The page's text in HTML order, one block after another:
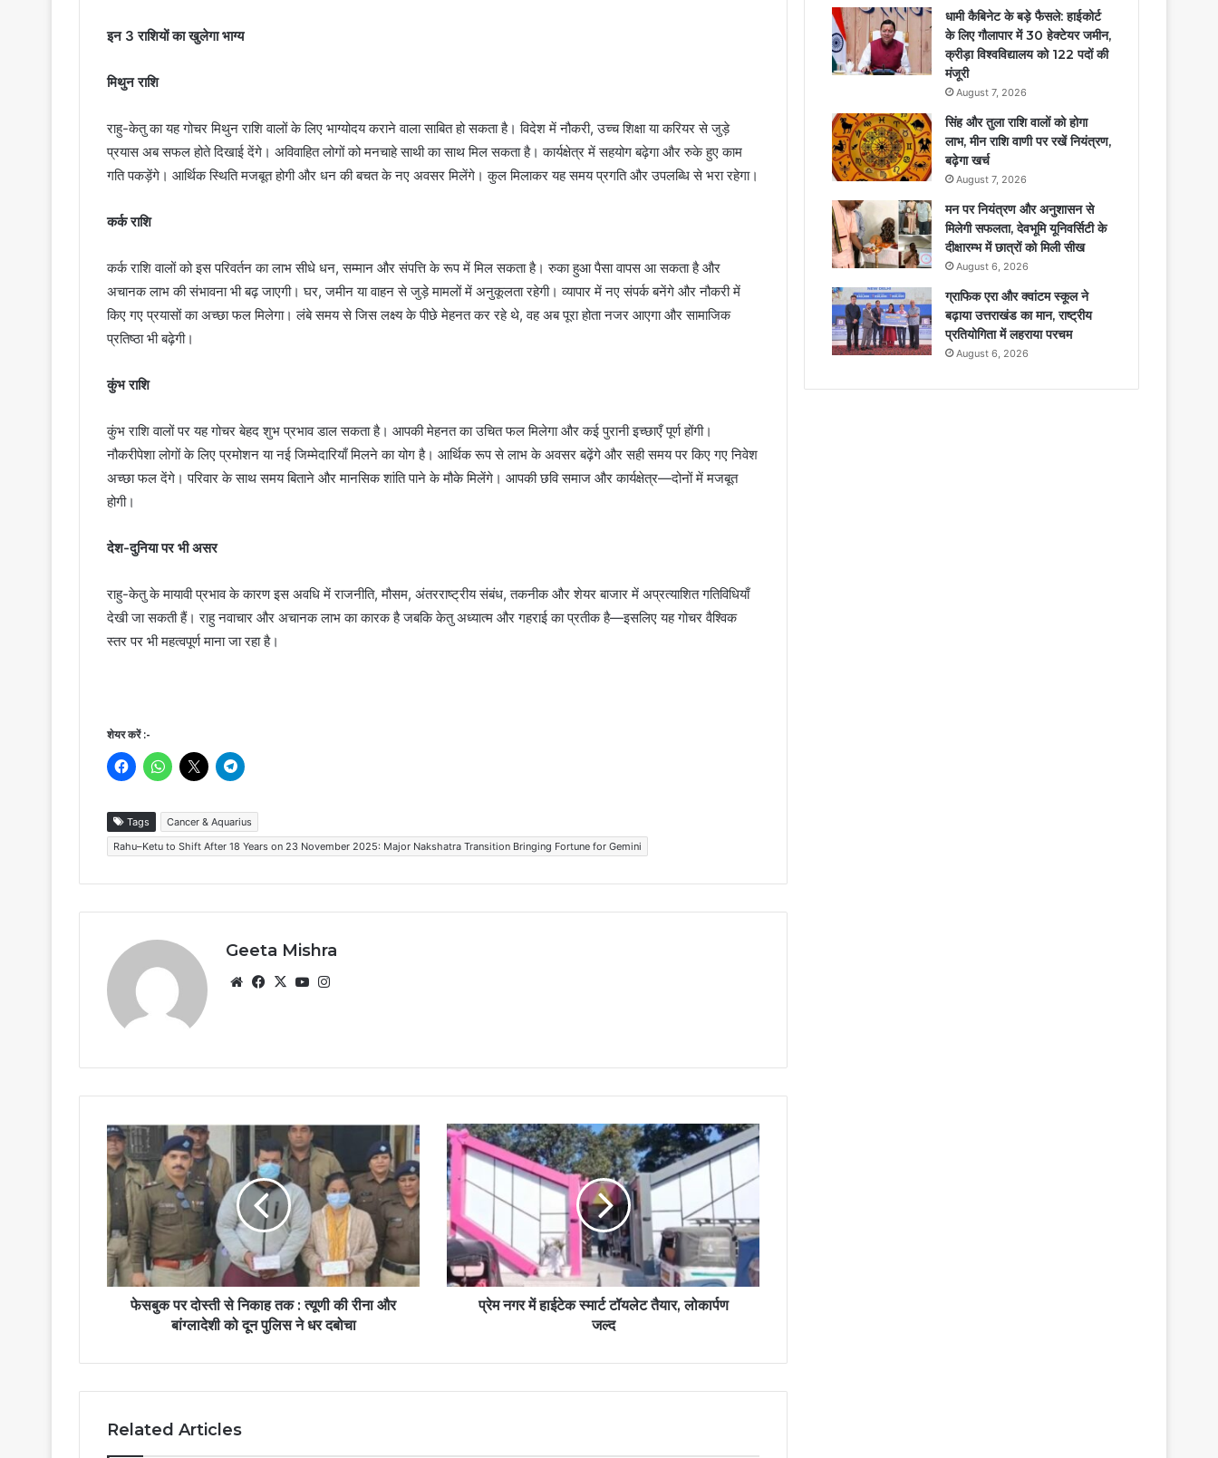
इन 3 राशियों का खुलेगा भाग्य
मिथुन राशि
राहु-केतु का यह गोचर मिथुन राशि वालों के लिए भाग्योदय कराने वाला साबित हो सकता है। विदेश में नौकरी, उच्च शिक्षा या करियर से जुड़े
प्रयास अब सफल होते दिखाई देंगे। अविवाहित लोगों को मनचाहे साथी का साथ मिल सकता है। कार्यक्षेत्र में सहयोग बढ़ेगा और रुके हुए काम
गति पकड़ेंगे। आर्थिक स्थिति मजबूत होगी और धन की बचत के नए अवसर मिलेंगे। कुल मिलाकर यह समय प्रगति और उपलब्धि से भरा रहेगा।
कर्क राशि
कर्क राशि वालों को इस परिवर्तन का लाभ सीधे धन, सम्मान और संपत्ति के रूप में मिल सकता है। रुका हुआ पैसा वापस आ सकता है और
अचानक लाभ की संभावना भी बढ़ जाएगी। घर, जमीन या वाहन से जुड़े मामलों में अनुकूलता रहेगी। व्यापार में नए संपर्क बनेंगे और नौकरी में
किए गए प्रयासों का अच्छा फल मिलेगा। लंबे समय से जिस लक्ष्य के पीछे मेहनत कर रहे थे, वह अब पूरा होता नजर आएगा और सामाजिक
प्रतिष्ठा भी बढ़ेगी।
कुंभ राशि
कुंभ राशि वालों पर यह गोचर बेहद शुभ प्रभाव डाल सकता है। आपकी मेहनत का उचित फल मिलेगा और कई पुरानी इच्छाएँ पूर्ण होंगी।
नौकरीपेशा लोगों के लिए प्रमोशन या नई जिम्मेदारियाँ मिलने का योग है। आर्थिक रूप से लाभ के अवसर बढ़ेंगे और सही समय पर किए गए निवेश
अच्छा फल देंगे। परिवार के साथ समय बिताने और मानसिक शांति पाने के मौके मिलेंगे। आपकी छवि समाज और कार्यक्षेत्र—दोनों में मजबूत
होगी।
देश-दुनिया पर भी असर
राहु-केतु के मायावी प्रभाव के कारण इस अवधि में राजनीति, मौसम, अंतरराष्ट्रीय संबंध, तकनीक और शेयर बाजार में अप्रत्याशित गतिविधियाँ
देखी जा सकती हैं। राहु नवाचार और अचानक लाभ का कारक है जबकि केतु अध्यात्म और गहराई का प्रतीक है—इसलिए यह गोचर वैश्विक
स्तर पर भी महत्वपूर्ण माना जा रहा है।
शेयर करें :-
Tags
Cancer & Aquarius
Rahu–Ketu to Shift After 18 Years on 23 November 2025: Major Nakshatra Transition Bringing Fortune for Gemini
Geeta Mishra
WebsiteFacebook
X YouTube
फेसबुक पर दोस्ती से निकाह तक : त्यूणी की रीना और
बांग्लादेशी को दून पुलिस ने धर दबोचा
प्रेम नगर में हाईटेक स्मार्ट टॉयलेट तैयार, लोकार्पण
जल्द
Related Articles
धामी कैबिनेट के बड़े फैसले: हाईकोर्ट
के लिए गौलापार में 30 हेक्टेयर जमीन,
क्रीड़ा विश्वविद्यालय को 122 पदों की
मंजूरी
August 7, 2026
सिंह और तुला राशि वालों को होगा
लाभ, मीन राशि वाणी पर रखें नियंत्रण,
बढ़ेगा खर्च
August 7, 2026
मन पर नियंत्रण और अनुशासन से
मिलेगी सफलता, देवभूमि यूनिवर्सिटी के
दीक्षारम्भ में छात्रों को मिली सीख
August 6, 2026
ग्राफिक एरा और क्वांटम स्कूल ने
बढ़ाया उत्तराखंड का मान, राष्ट्रीय
प्रतियोगिता में लहराया परचम
August 6, 2026